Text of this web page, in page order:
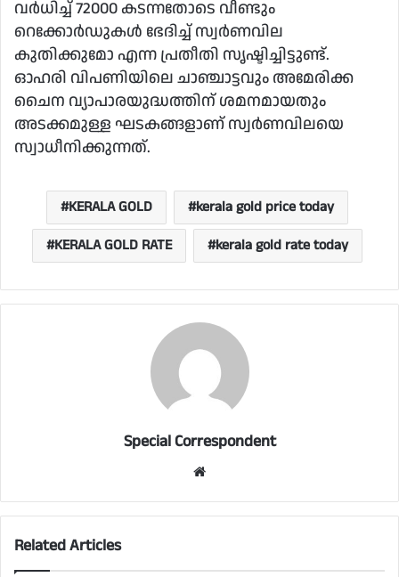
വര്‍ധിച്ച് 72000 കടന്നതോടെ വീണ്ടും
റെക്കോര്‍ഡുകള്‍ ഭേദിച്ച് സ്വര്‍ണവില
കുതിക്കുമോ എന്ന പ്രതീതി സൃഷ്ടിച്ചിട്ടുണ്ട്.
ഓഹരി വിപണിയിലെ ചാഞ്ചാട്ടവും അമേരിക്ക
ചൈന വ്യാപാരയുദ്ധത്തിന് ശമനമായതും
അടക്കമുള്ള ഘടകങ്ങളാണ് സ്വര്‍ണവിലയെ
സ്വാധീനിക്കുന്നത്.
KERALA GOLD
kerala gold price today
KERALA GOLD RATE
kerala gold rate today
Special Correspondent
Related Articles